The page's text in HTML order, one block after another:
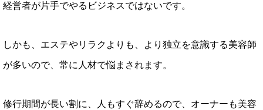
経営者が片手でやるビジネスではないです。
しかも、エステやリラクよりも、より独立を意識する美容師
が多いので、常に人材で悩まされます。
修行期間が長い割に、人もすぐ辞めるので、オーナーも美容